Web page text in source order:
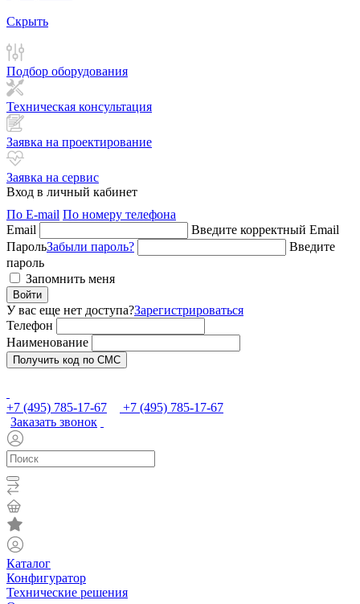
Скрыть
Подбор оборудования
Техническая консультация
Заявка на проектирование
Заявка на сервис
Вход в личный кабинет
По E-mail По номеру телефона
Email
Введите корректный Email
ПарольЗабыли пароль?
Введите
пароль
Запомнить меня
Войти
У вас еще нет доступа?Зарегистрироваться
Телефон
Наименование
Получить код по СМС
+7 (495) 785-17-67
+7 (495) 785-17-67
Заказать звонок
Каталог
Конфигуратор
Технические решения